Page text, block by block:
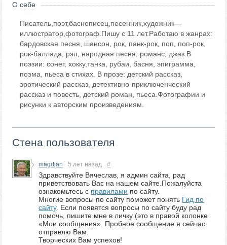
О себе
Писатель,поэт,баснописец,песенник,художник—
иллюстратор,фотограф.Пишу с 11 лет.Работаю в жанрах:
бардовская песня, шансон, рок, панк-рок, поп, поп-рок,
рок-баллада, рэп, народная песня, романс, джаз.В
поэзии: сонет, хокку,танка, рубаи, басня, эпиграмма,
поэма, пьеса в стихах. В прозе: детский рассказ,
эротический рассказ, детективно-приключенческий
рассказ и повесть, детский роман, пьеса.Фотографии и
рисунки к авторским произведениям.
Стена пользователя
magdjan 5 лет назад #
Здравствуйте Вячеслав, я админ сайта, рад
приветствовать Вас на нашем сайте.Пожалуйста
ознакомьтесь с правилами по сайту.
Многие вопросы по сайту поможет понять Гид по
сайту. Если появятся вопросы по сайту буду рад
помочь, пишите мне в личку (это в правой колонке
«Мои сообщения». Пробное сообщение я сейчас
отправлю Вам.
Творческих Вам успехов!